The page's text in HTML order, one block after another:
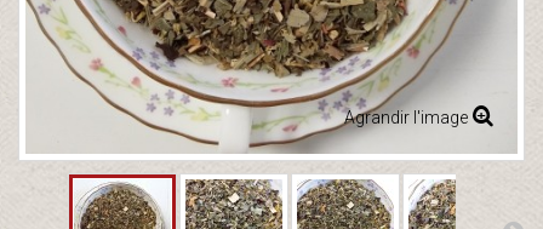
Agrandir l'image